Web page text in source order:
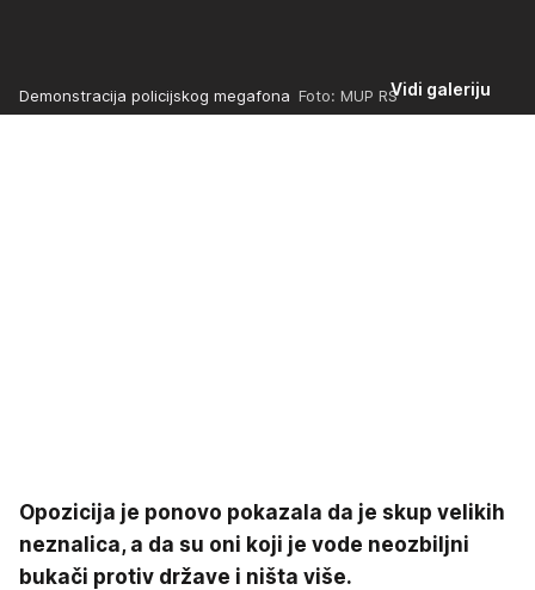
Vidi galeriju
Demonstracija policijskog megafona Foto: MUP RS
Opozicija je ponovo pokazala da je skup velikih
neznalica, a da su oni koji je vode neozbiljni
bukači protiv države i ništa više.